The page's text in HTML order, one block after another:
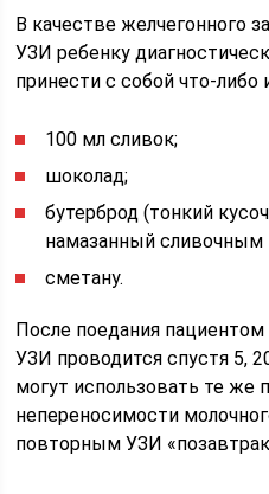
В качестве желчегонного
УЗИ ребенку
принести с собой что-либо
100 мл сливок;
шоколад;
бутерброд (тонкий
намазанный сливочным
сметану.
После поедания пациентом
УЗИ проводится спустя 5,
могут использовать те же
непереносимости
повторным УЗИ